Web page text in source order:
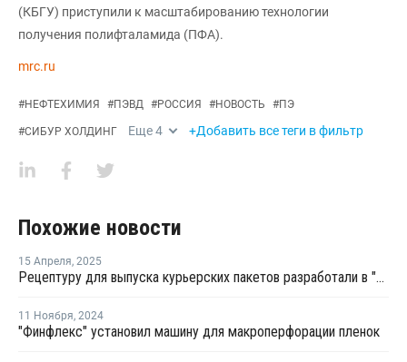
(КБГУ) приступили к масштабированию технологии
получения полифталамида (ПФА).
mrc.ru
#НЕФТЕХИМИЯ #ПЭВД #РОССИЯ #НОВОСТЬ #ПЭ
#СИБУР ХОЛДИНГ Еще4 +Добавить все теги в фильтр
Похожие новости
15 Апреля, 2025
Рецептуру для выпуска курьерских пакетов разработали в "СИБУР ПолиЛабе"
11 Ноября, 2024
"Финфлекс" установил машину для макроперфорации пленок